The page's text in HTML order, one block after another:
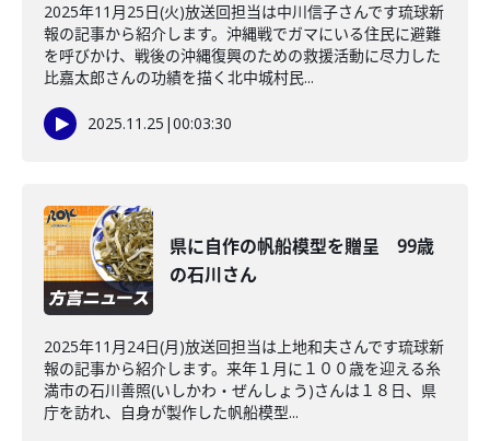
2025年11月25日(火)放送回担当は中川信子さんです琉球新
報の記事から紹介します。沖縄戦でガマにいる住民に避難
を呼びかけ、戦後の沖縄復興のための救援活動に尽力した
比嘉太郎さんの功績を描く北中城村民...
2025.11.25 |00:03:30
県に自作の帆船模型を贈呈 99歳
の石川さん
2025年11月24日(月)放送回担当は上地和夫さんです琉球新
報の記事から紹介します。来年１月に１００歳を迎える糸
満市の石川善照(いしかわ・ぜんしょう)さんは１８日、県
庁を訪れ、自身が製作した帆船模型...